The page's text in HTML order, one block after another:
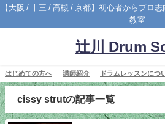
【大阪 / 十三 / 高槻 / 京都】初心者からプロ
教室
辻川 Drum
はじめての方へ 講師紹介 ドラムレッスンにつ
cissy strutの記事一覧